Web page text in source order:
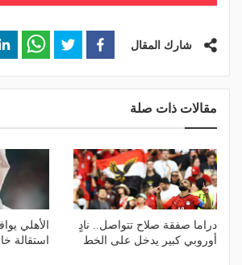
شارك المقال
مقالات ذات صلة
دراما صفقة صلاح تتواصل.. نادٍ
أوروبي كبير يدخل على الخط
الأهلي
استقالة